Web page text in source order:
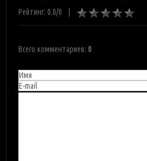
Рейтинг: 0.0/0
Всего комментариев: 0